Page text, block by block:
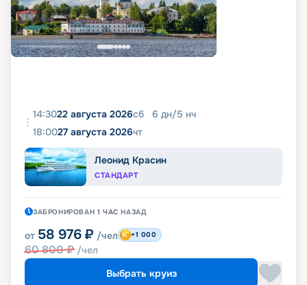
14:3022 августа 2026сб 6 дн/5 нч
18:0027 августа 2026чт
Леонид Красин
СТАНДАРТ
ЗАБРОНИРОВАН 1 ЧАС НАЗАД
от 58 976 ₽ /чел
60 800₽ /чел
+1 000
Выбрать круиз